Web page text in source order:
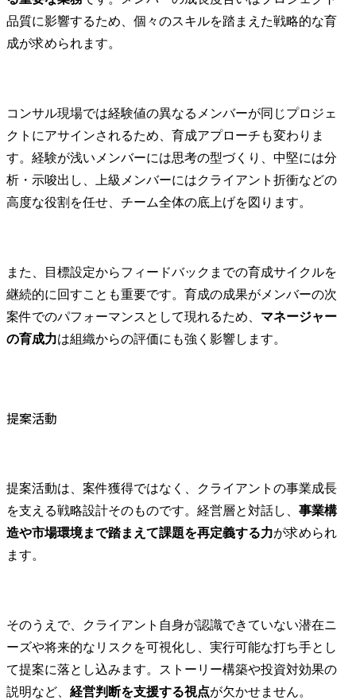
品質に影響するため、個々のスキルを踏まえた戦略的な育
成が求められます。
コンサル現場では経験値の異なるメンバーが同じプロジェ
クトにアサインされるため、育成アプローチも変わりま
す。経験が浅いメンバーには思考の型づくり、中堅には分
析・示唆出し、上級メンバーにはクライアント折衝などの
高度な役割を任せ、チーム全体の底上げを図ります。
また、目標設定からフィードバックまでの育成サイクルを
継続的に回すことも重要です。育成の成果がメンバーの次
案件でのパフォーマンスとして現れるため、 マネージャー
の育成力は組織からの評価にも強く影響します。
提案活動
提案活動は、案件獲得ではなく、クライアントの事業成長
を支える戦略設計そのものです。経営層と対話し、 事業構
造や市場環境まで踏まえて課題を再定義する力が求められ
ます。
そのうえで、クライアント自身が認識できていない潜在ニ
ーズや将来的なリスクを可視化し、実行可能な打ち手とし
て提案に落とし込みます。ストーリー構築や投資対効果の
説明など、 経営判断を支援する視点が欠かせません。